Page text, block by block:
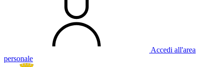
Accedi all'area
personale